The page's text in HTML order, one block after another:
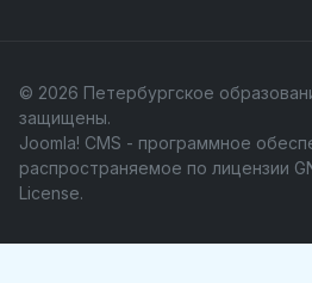
© 2026 Петербургское
защищены.
Joomla! CMS - программное
распространяемое по лицензии
License.